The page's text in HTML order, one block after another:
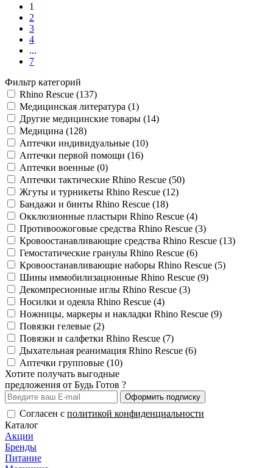
1
2
3
4
...
7
Фильтр категорий
Rhino Rescue (137)
Медицинская литература (1)
Другие медицинские товары (14)
Медицина (128)
Аптечки индивидуальные (10)
Аптечки первой помощи (16)
Аптечки военные (0)
Аптечки тактические Rhino Rescue (50)
Жгуты и турникеты Rhino Rescue (12)
Бандажи и бинты Rhino Rescue (18)
Окклюзионные пластыри Rhino Rescue (4)
Противоожоговые средства Rhino Rescue (3)
Кровоостанавливающие средства Rhino Rescue (13)
Гемостатические гранулы Rhino Rescue (6)
Кровоостанавливающие наборы Rhino Rescue (5)
Шины иммобилизационные Rhino Rescue (9)
Декомпресионные иглы Rhino Rescue (3)
Носилки и одеяла Rhino Rescue (4)
Ножницы, маркеры и накладки Rhino Rescue (9)
Повязки гелевые (2)
Повязки и салфетки Rhino Rescue (7)
Дыхательная реанимация Rhino Rescue (6)
Аптечки групповые (10)
Хотите получать выгодные
предложения от Будь Готов ?
Оформить подписку
Согласен с политикой конфиденциальности
Каталог
Акции
Бренды
Питание